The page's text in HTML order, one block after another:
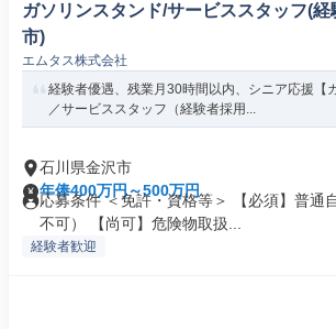
ガソリンスタンド/サービススタッフ(
市)
エムタス株式会社
経験者優遇、残業月30時間以内、シニア応援【
／サービススタッフ（経験者採用...
石川県金沢市
年俸400万円～500万円
応募条件 ＜免許・資格等＞ 【必須】普通
不可） 【尚可】危険物取扱...
経験者歓迎